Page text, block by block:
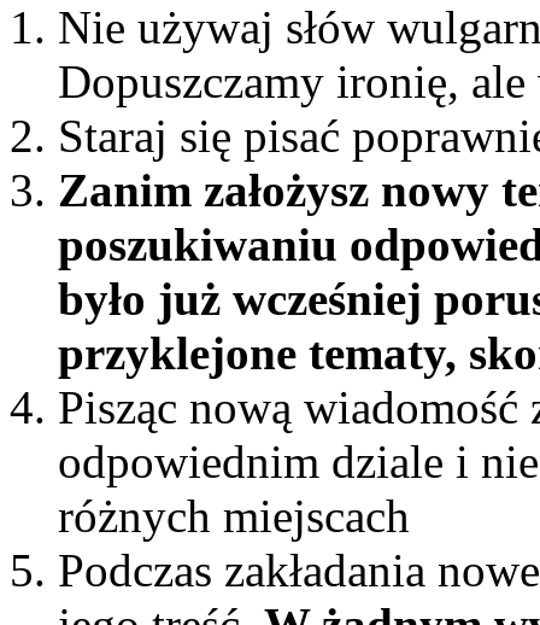
Nie używaj słów
Dopuszczamy ironię,
Staraj się pisać
Zanim założysz nowy
poszukiwaniu
było już wcześniej
przyklejone tematy,
Pisząc nową wiadomość
odpowiednim dziale i
różnych miejscach
Podczas zakładania